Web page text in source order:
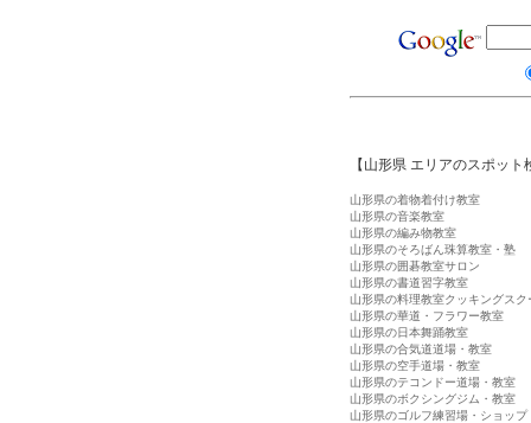
【山形県 エリアのスポット
山形県の着物着付け教室
山形県の音楽教室
山形県の編み物教室
山形県のそろばん珠算教室・塾
山形県の囲碁教室サロン
山形県の書道習字教室
山形県の料理教室クッキングスク
山形県の華道・フラワー教室
山形県の日本舞踊教室
山形県の合気道道場・教室
山形県の空手道場・教室
山形県のテコンドー道場・教室
山形県のボクシングジム・教室
山形県のゴルフ練習場・ショップ